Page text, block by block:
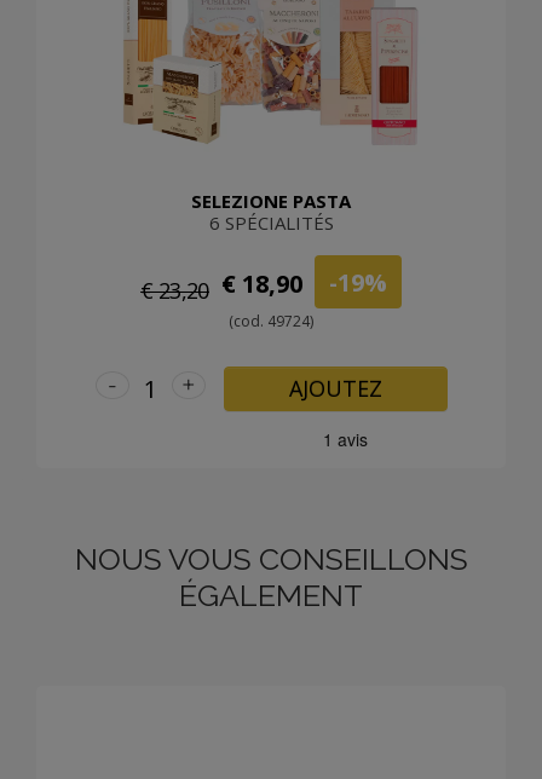
SELEZIONE PASTA
6 SPÉCIALITÉS
€ 23,20 € 18,90 -19%
(cod. 49724)
+
- AJOUTEZ
NOUS VOUS CONSEILLONS
ÉGALEMENT